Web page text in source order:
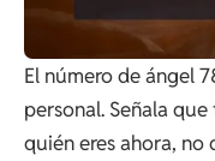
El número de ángel
personal. Señala
quién eres ahora, no